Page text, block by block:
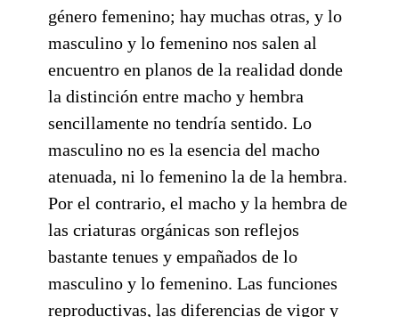
género femenino; hay muchas otras, y lo
masculino y lo femenino nos salen al
encuentro en planos de la realidad donde
la distinción entre macho y hembra
sencillamente no tendría sentido. Lo
masculino no es la esencia del macho
atenuada, ni lo femenino la de la hembra.
Por el contrario, el macho y la hembra de
las criaturas orgánicas son reflejos
bastante tenues y empañados de lo
masculino y lo femenino. Las funciones
reproductivas, las diferencias de vigor y